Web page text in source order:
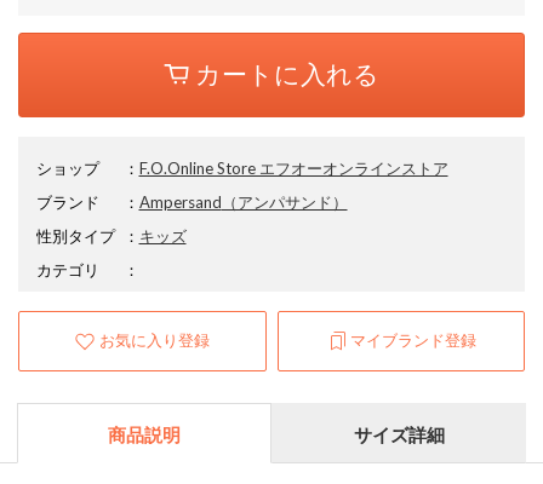
カートに入れる
ショップ ： F.O.Online Store エフオーオンラインストア
ブランド
： Ampersand （アンパサンド）
性別タイプ
： キッズ
カテゴリ
：
お気に入り登録 マイブランド登録
商品説明 サイズ詳細